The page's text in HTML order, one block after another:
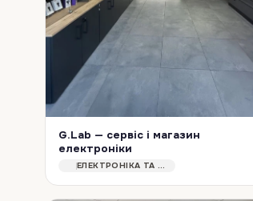
G.Lab — сервіс і магазин
електроніки
ЕЛЕКТРОНІКА ТА ТЕХНІКА